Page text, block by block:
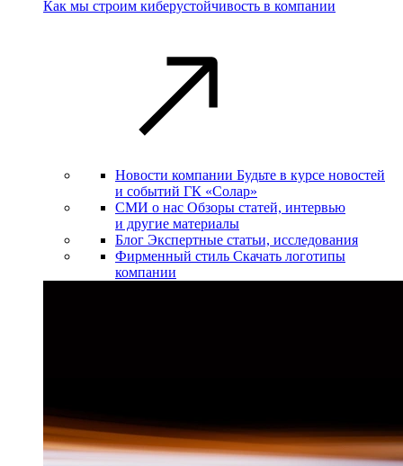
Как мы строим киберустойчивость в компании
Новости компании Будьте в курсе новостей
и событий ГК «Солар»
СМИ о нас Обзоры статей, интервью
и другие материалы
Блог Экспертные статьи, исследования
Фирменный стиль Скачать логотипы
компании